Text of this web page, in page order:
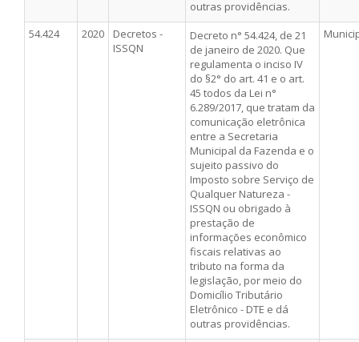
outras providências.
54.424
2020
Decretos -
ISSQN
Decreto n° 54.424, de 21
de janeiro de 2020. Que
regulamenta o inciso IV
do §2° do art. 41 e o art.
45 todos da Lei n°
6.289/2017, que tratam da
comunicação eletrônica
entre a Secretaria
Municipal da Fazenda e o
sujeito passivo do
Imposto sobre Serviço de
Qualquer Natureza -
ISSQN ou obrigado à
prestação de
informações econômico
fiscais relativas ao
tributo na forma da
legislação, por meio do
Domicílio Tributário
Eletrônico - DTE e dá
outras providências.